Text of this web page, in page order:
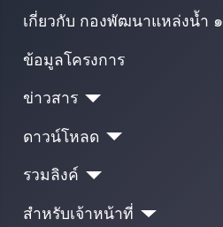
เกี่ยวกับ กองพัฒนาแหล่งน้ำ ๑
ข้อมูลโครงการ
ข่าวสาร
ดาวน์โหลด
รวมลิงค์
สำหรับเจ้าหน้าที่